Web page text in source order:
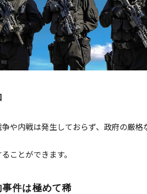
や内戦は発生しておらず、政府の厳
ことができます。
件は極めて稀